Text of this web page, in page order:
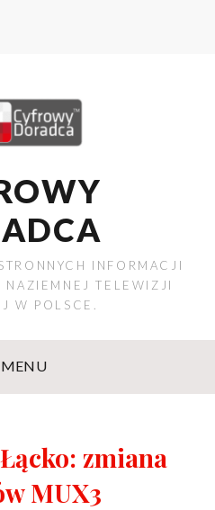
INFORMACJI
NAZIEMNEJ TELEWIZJI
W POLSCE.
MENU
zmiana
MUX3